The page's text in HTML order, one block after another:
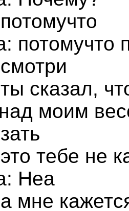
потомучто
сказал,
моим
тебе не
Неа
мне